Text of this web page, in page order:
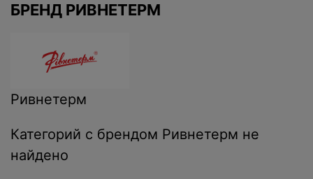
БРЕНД РИВНЕТЕРМ
Ривнетерм
Категорий с брендом Ривнетерм не
найдено